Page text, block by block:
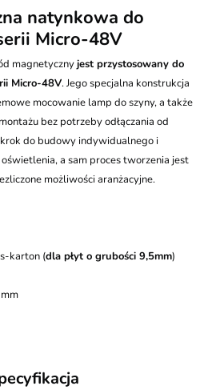
natynkowa do
Micro-48V
magnetycznyjest przystosowany do
Micro-48V. Jego specjalna konstrukcja
mocowanie lamp do szyny, a także
bez potrzeby odłączania od
do budowy indywidualnego i
a sam proces tworzenia jest
możliwości aranżacyjne.
karton (dla płyt o grubości 9,5mm)